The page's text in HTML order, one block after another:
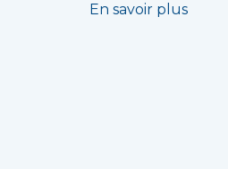
En savoir plus